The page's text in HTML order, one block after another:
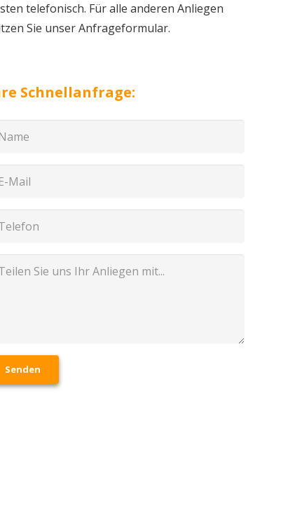
telefonisch. Für alle anderen Anliegen
Sie unser Anfrageformular.
Schnellanfrage:
Senden